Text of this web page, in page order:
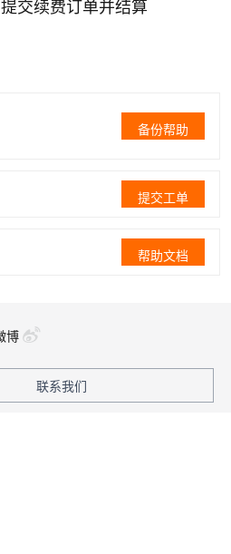
提交续费订单并结算
备份帮助
提交工单
帮助文档